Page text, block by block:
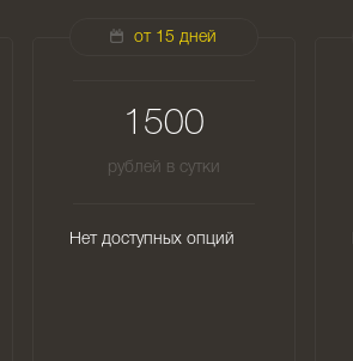
от 15 дней
1500
рублей в сутки
Нет доступных опций